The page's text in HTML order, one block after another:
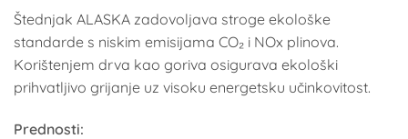
Štednjak ALASKA zadovoljava stroge ekološke
standarde s niskim emisijama CO₂ i NOx plinova.
Korištenjem drva kao goriva osigurava ekološki
prihvatljivo grijanje uz visoku energetsku učinkovitost.
Prednosti: